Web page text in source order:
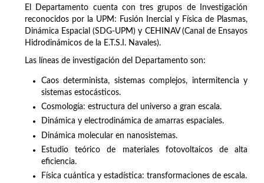
El Departamento cuenta con tres grupos de Investigación
reconocidos por la UPM: Fusión Inercial y Física de Plasmas,
Dinámica Espacial (SDG-UPM) y CEHINAV (Canal de Ensayos
Hidrodinámicos de la E.T.S.I. Navales).
Las líneas de investigación del Departamento son:
Caos determinista, sistemas complejos, intermitencia y
sistemas estocásticos.
Cosmología: estructura del universo a gran escala.
Dinámica y electrodinámica de amarras espaciales.
Dinámica molecular en nanosistemas.
Estudio teórico de materiales fotovoltaicos de alta
eficiencia.
Física cuántica y estadística: transformaciones de escala.